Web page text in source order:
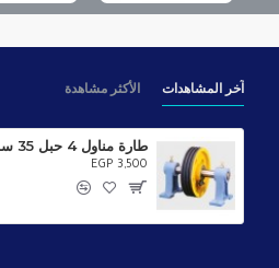
آخر المشاهدات الأكثر مشاهدة
طارة مناول 4 حبل 35 سم
EGP 3,500